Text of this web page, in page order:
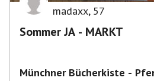
madaxx, 57
Sommer JA - MARKT
Münchner Bücherkiste -